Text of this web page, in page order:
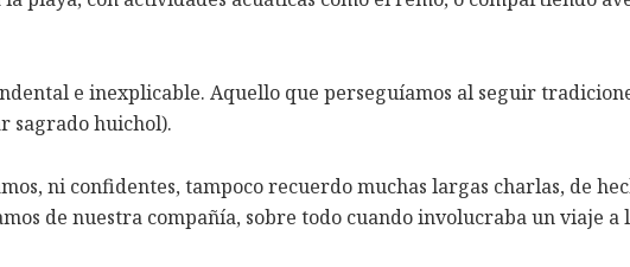
e inexplicable. Aquello que perseguíamos al seguir
sagrado huichol).
ni confidentes, tampoco recuerdo muchas largas charlas, de
de nuestra compañía, sobre todo cuando involucraba un viaje a